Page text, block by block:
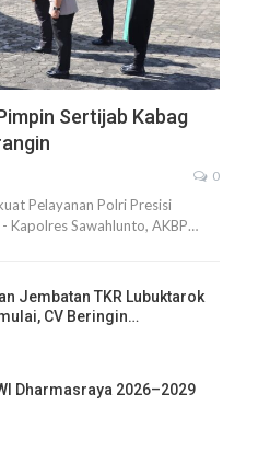
Sertijab Kabag
0
Pelayanan Polri Presisi
Kapolres Sawahlunto, AKBP…
Jembatan TKR Lubuktarok
CV Beringin…
Dharmasraya 2026–2029